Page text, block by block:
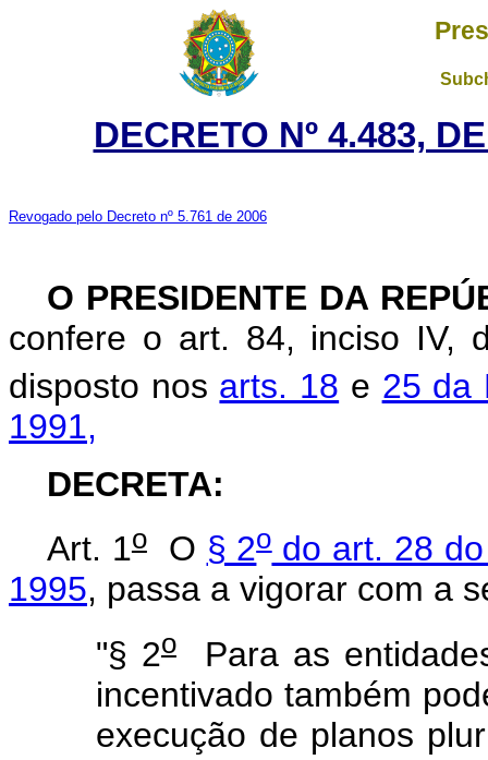
DECRETO Nº 4.483,
Revogado pelo Decreto nº 5.761 de 2006
O PRESIDENTE DA
confere o art. 84, inciso IV,
disposto nos arts. 18 e 25 da
1991,
DECRETA:
Art. 1oO § 2odo art. 28
1995, passa a vigorar com a
"§ 2oPara as
incentivado também
execução de planos